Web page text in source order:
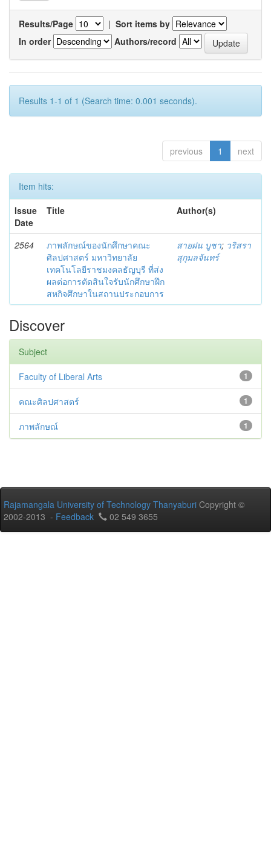
Results/Page | Sort items by
In order
Authors/record
Results 1-1 of 1 (Search time: 0.001 seconds).
previous 1 next
Item hits:
Issue
Date
Title Author(s)
2564
ภาพลักษณ์ของนักศึกษาคณะ
ศิลปศาสตร์ มหาวิทยาลัย
เทคโนโลยีราชมงคลธัญบุรี ที่ส่ง
ผลต่อการตัดสินใจรับนักศึกษาฝึก
สหกิจศึกษาในสถานประกอบการ
สายฝน บูชา; วริสรา
สุกุมลจันทร์
Discover
Subject
1
Faculty of Liberal Arts
1
คณะศิลปศาสตร์
1
ภาพลักษณ์
Rajamangala University of Technology Thanyaburi Copyright ©
2002-2013 - Feedback 02 549 3655